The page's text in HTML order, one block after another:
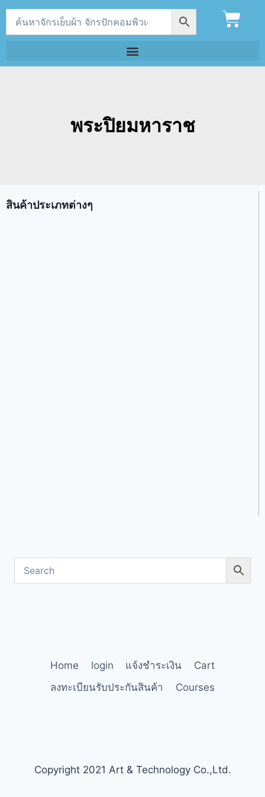
พระปิยมหาราช
สินค้าประเภทต่างๆ
Home login แจ้งชำระเงิน
Cart
ลงทะเบียนรับประกันสินค้า
Courses
Copyright 2021 Art & Technology Co.,Ltd.